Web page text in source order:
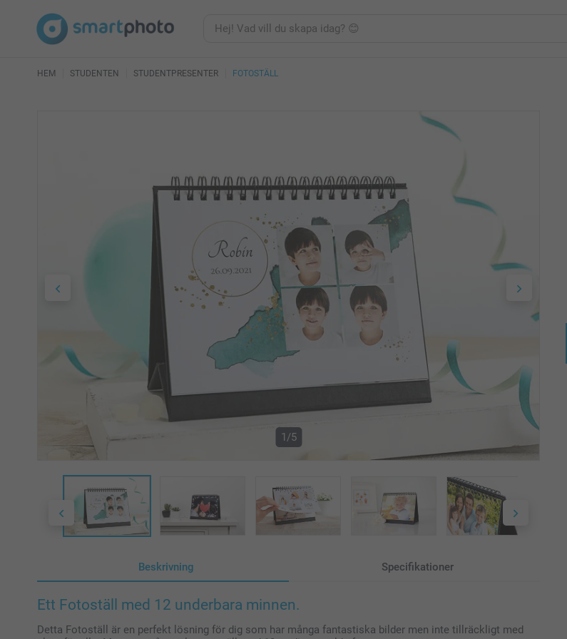
HEM STUDENTEN STUDENTPRESENTER FOTOSTÄLL
1/5
Beskrivning Specifikationer
Ett Fotoställ med 12 underbara minnen.
Detta Fotoställ är en perfekt lösning för dig som har många fantastiska bilder men inte tillräckligt med